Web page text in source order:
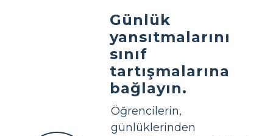
Günlük
yansıtmalarını
sınıf
tartışmalarına
bağlayın.
Öğrencilerin,
günlüklerinden